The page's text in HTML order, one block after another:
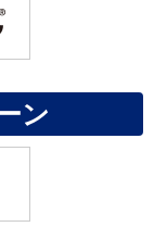
ン